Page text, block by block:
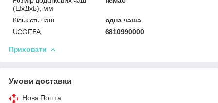
(ШхДхВ), мм
Кількість чаш
одна чаша
UCGFEA
6810990000
Приховати
Умови доставки
Нова Пошта